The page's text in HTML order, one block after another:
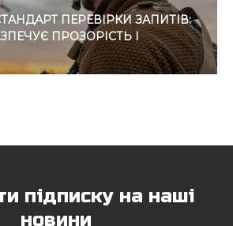
ПЕРЕВІРКИ ЗАПИТІВ:
ПРОЗОРІСТЬ І
підписку на наші
новини